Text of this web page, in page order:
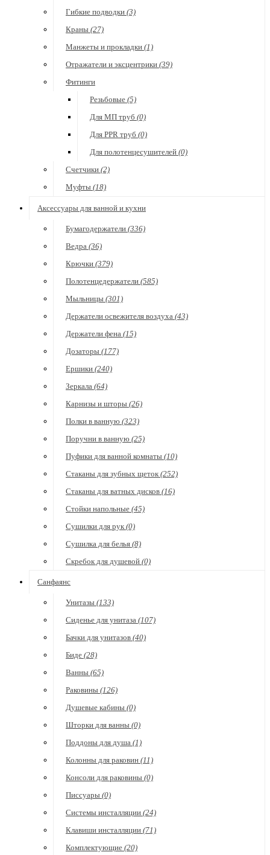
Гибкие подводки (3)
Краны (27)
Манжеты и прокладки (1)
Отражатели и эксцентрики (39)
Фитинги
Резьбовые (5)
Для МП труб (0)
Для PPR труб (0)
Для полотенцесушителей (0)
Счетчики (2)
Муфты (18)
Аксессуары для ванной и кухни
Бумагодержатели (336)
Ведра (36)
Крючки (379)
Полотенцедержатели (585)
Мыльницы (301)
Держатели освежителя воздуха (43)
Держатели фена (15)
Дозаторы (177)
Ершики (240)
Зеркала (64)
Карнизы и шторы (26)
Полки в ванную (323)
Поручни в ванную (25)
Пуфики для ванной комнаты (10)
Стаканы для зубных щеток (252)
Стаканы для ватных дисков (16)
Стойки напольные (45)
Сушилки для рук (0)
Сушилка для белья (8)
Скребок для душевой (0)
Санфаянс
Унитазы (133)
Сиденье для унитаза (107)
Бачки для унитазов (40)
Биде (28)
Ванны (65)
Раковины (126)
Душевые кабины (0)
Шторки для ванны (0)
Поддоны для душа (1)
Колонны для раковин (11)
Консоли для раковины (0)
Писсуары (0)
Системы инсталляции (24)
Клавиши инсталляции (71)
Комплектующие (20)